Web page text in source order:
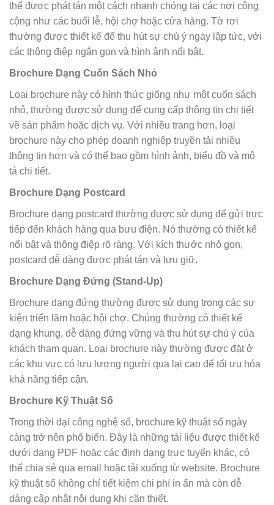
thể được phát tán một cách nhanh chóng tại các nơi công
cộng như các buổi lễ, hội chợ hoặc cửa hàng. Tờ rơi
thường được thiết kế để thu hút sự chú ý ngay lập tức, với
các thông điệp ngắn gọn và hình ảnh nổi bật.
Brochure Dạng Cuốn Sách Nhỏ
Loại brochure này có hình thức giống như một cuốn sách
nhỏ, thường được sử dụng để cung cấp thông tin chi tiết
về sản phẩm hoặc dịch vụ. Với nhiều trang hơn, loại
brochure này cho phép doanh nghiệp truyền tải nhiều
thông tin hơn và có thể bao gồm hình ảnh, biểu đồ và mô
tả chi tiết.
Brochure Dạng Postcard
Brochure dạng postcard thường được sử dụng để gửi trực
tiếp đến khách hàng qua bưu điện. Nó thường có thiết kế
nổi bật và thông điệp rõ ràng. Với kích thước nhỏ gọn,
postcard dễ dàng được phát tán và lưu giữ.
Brochure Dạng Đứng (Stand-Up)
Brochure dạng đứng thường được sử dụng trong các sự
kiện triển lãm hoặc hội chợ. Chúng thường có thiết kế
dạng khung, dễ dàng đứng vững và thu hút sự chú ý của
khách tham quan. Loại brochure này thường được đặt ở
các khu vực có lưu lượng người qua lại cao để tối ưu hóa
khả năng tiếp cận.
Brochure Kỹ Thuật Số
Trong thời đại công nghệ số, brochure kỹ thuật số ngày
càng trở nên phổ biến. Đây là những tài liệu được thiết kế
dưới dạng PDF hoặc các định dạng trực tuyến khác, có
thể chia sẻ qua email hoặc tải xuống từ website. Brochure
kỹ thuật số không chỉ tiết kiệm chi phí in ấn mà còn dễ
dàng cập nhật nội dung khi cần thiết.